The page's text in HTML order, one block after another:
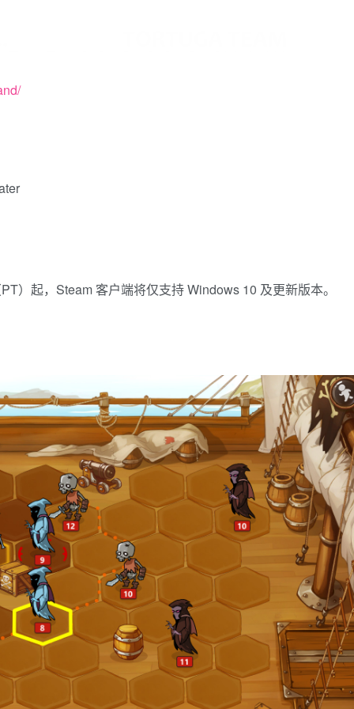
）起，Steam 客户端将仅支持 Windows 10 及更新版本。